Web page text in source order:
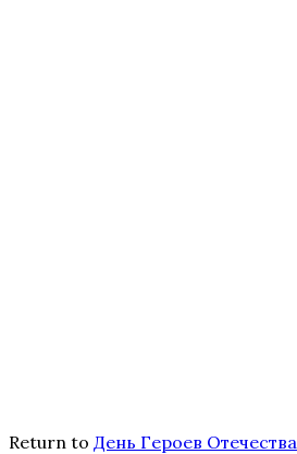
Return to День Героев Отечества